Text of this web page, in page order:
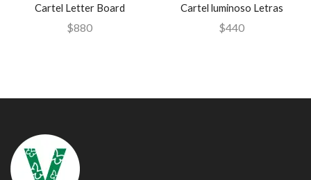
Cartel Letter Board
$880
Cartel luminoso Letras
$440